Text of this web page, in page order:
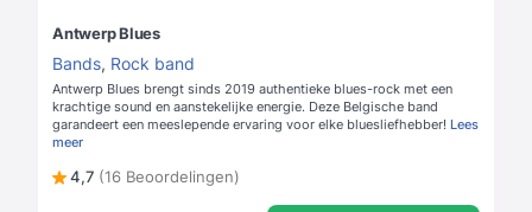
Antwerp Blues
Bands, Rock band
Antwerp Blues brengt sinds 2019 authentieke blues-rock met een
krachtige sound en aanstekelijke energie. Deze Belgische band
garandeert een meeslepende ervaring voor elke bluesliefhebber! Lees
meer
4,7 (16 Beoordelingen)